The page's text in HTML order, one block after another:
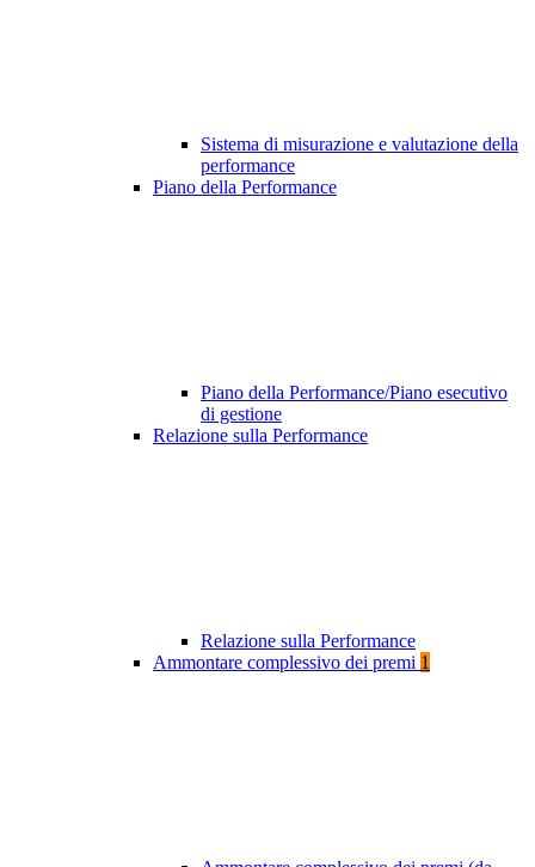
Sistema di misurazione e valutazione della
performance
Piano della Performance
Piano della Performance/Piano esecutivo
di gestione
Relazione sulla Performance
Relazione sulla Performance
Ammontare complessivo dei premi 1